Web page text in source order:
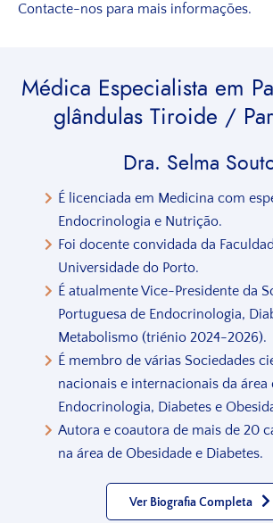
Contacte-nos para mais informações.
Médica Especialista em
glândulas Tiroide /
Dra. Selma
É licenciada em Medicina com
Endocrinologia e Nutrição.
Foi docente convidada da
Universidade do Porto.
É atualmente Vice-Presidente da
Portuguesa de Endocrinologia,
Metabolismo (triénio 2024-2026).
É membro de várias Sociedades
nacionais e internacionais da área
Endocrinologia, Diabetes e
Autora e coautora de mais de 20
na área de Obesidade e Diabetes.
Ver Biografia Completa